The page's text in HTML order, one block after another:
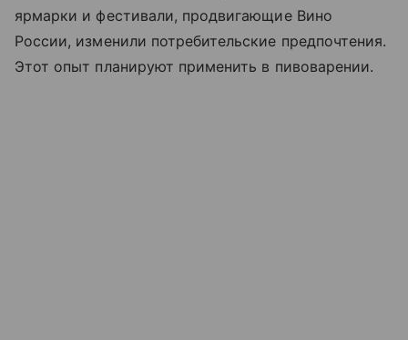
ярмарки и фестивали, продвигающие Вино
России, изменили потребительские предпочтения.
Этот опыт планируют применить в пивоварении.